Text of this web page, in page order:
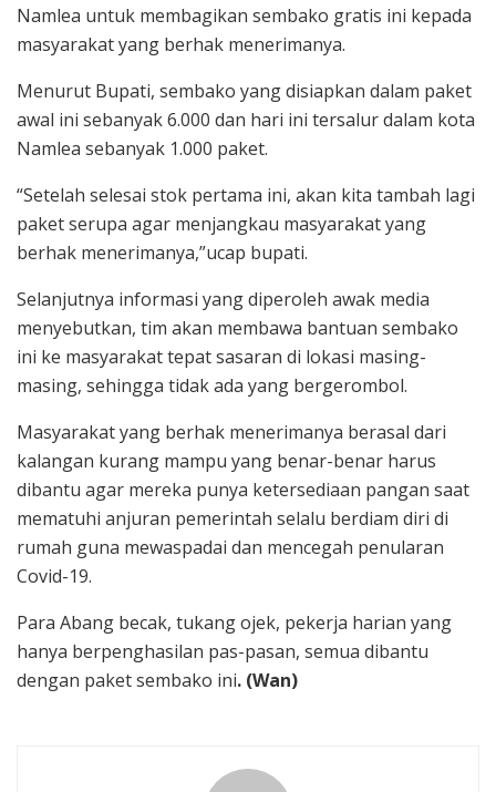
Namlea untuk membagikan sembako gratis ini kepada
masyarakat yang berhak menerimanya.
Menurut Bupati, sembako yang disiapkan dalam paket
awal ini sebanyak 6.000 dan hari ini tersalur dalam kota
Namlea sebanyak 1.000 paket.
“Setelah selesai stok pertama ini, akan kita tambah lagi
paket serupa agar menjangkau masyarakat yang
berhak menerimanya,”ucap bupati.
Selanjutnya informasi yang diperoleh awak media
menyebutkan, tim akan membawa bantuan sembako
ini ke masyarakat tepat sasaran di lokasi masing-
masing, sehingga tidak ada yang bergerombol.
Masyarakat yang berhak menerimanya berasal dari
kalangan kurang mampu yang benar-benar harus
dibantu agar mereka punya ketersediaan pangan saat
mematuhi anjuran pemerintah selalu berdiam diri di
rumah guna mewaspadai dan mencegah penularan
Covid-19.
Para Abang becak, tukang ojek, pekerja harian yang
hanya berpenghasilan pas-pasan, semua dibantu
dengan paket sembako ini. (Wan)